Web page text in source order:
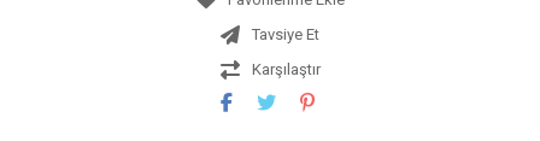
Tavsiye Et
Karşılaştır